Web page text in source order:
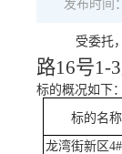
受委托
路16号1-3
标的概况如下：
标的名称
龙湾街新区